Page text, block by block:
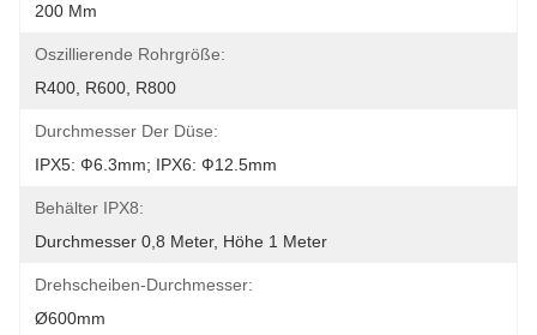
200 Mm
Oszillierende Rohrgröße:
R400, R600, R800
Durchmesser Der Düse:
IPX5: Ф6.3mm; IPX6: Ф12.5mm
Behälter IPX8:
Durchmesser 0,8 Meter, Höhe 1 Meter
Drehscheiben-Durchmesser:
Ø600mm